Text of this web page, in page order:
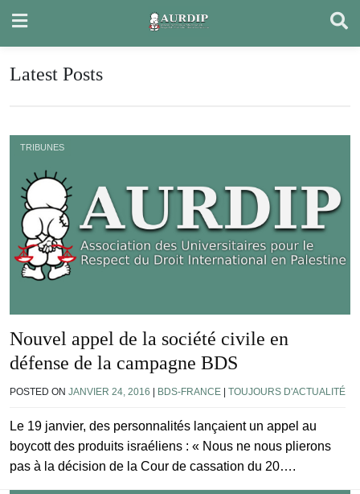
content
Latest Posts
TRIBUNES
Nouvel appel de la société civile en
défense de la campagne BDS
POSTED ON JANVIER 24, 2016 | BDS-FRANCE | TOUJOURS D'ACTUALITÉ
Le 19 janvier, des personnalités lançaient un appel au
boycott des produits israéliens : « Nous ne nous plierons
pas à la décision de la Cour de cassation du 20….